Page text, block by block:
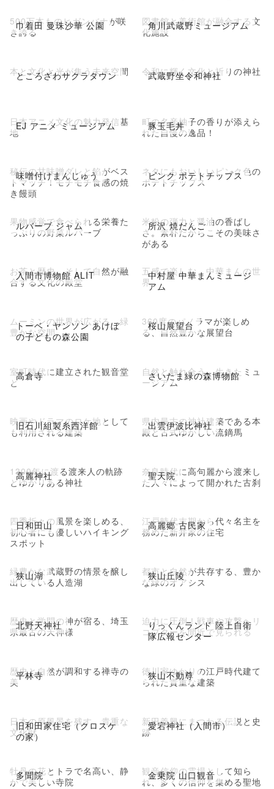
巾着田 曼珠沙華 公園
500万本ものヒガンバナが咲
き誇る
角川武蔵野ミュージアム
図書館と美術館が融合する文
化施設
ところざわサクラタウン
本と文化と光が集う未来空間 武蔵野坐令和神社
令和に輝く文化と祈りの神社
EJ アニメ ミュージアム
日本アニメ文化の魅力発信基
地
豚玉毛丼
町の名産柚子の香りが添えら
れた自慢の逸品！
味噌付けまんじゅう
秘伝の甘味噌ダレと餡がベス
トマッチ！モチモチ食感の焼
き饅頭
ピンク ポテトチップス
ネタにもおいしいピンク色の
ポテトチップス
ルバーブ ジャム
果物感覚で食べられる栄養た
っぷりの野菜ルバーブ
所沢 焼だんご
米粉の弾力と醤油の香ばし
さ。素朴だからこその美味さ
がある
入間市博物館 ALIT
お茶と歴史、そして自然が融
合する文化の殿堂
中村屋 中華まんミュージ
アム
五感で楽しむ、中華まんの世
界
トーベ・ヤンソン あけぼ
の子どもの森公園
ムーミンの世界が広がる、緑
豊かな空間
桜山展望台
360度のパノラマが楽しめ
る、自然豊かな展望台
高倉寺
室町時代に建立された観音堂
と
さいたま緑の森博物館
自然と触れ合う、生きたミュ
ージアム
旧石川組製糸西洋館
映画やドラマのロケ地として
も利用される建築
出雲伊波比神社
県内最古の神社建築である本
殿と古式ゆかしい流鏑馬
高麗神社
1300年に渡る渡来人の軌跡
とゆかりある神社
聖天院
奈良時代に高句麗から渡来し
た人々によって開かれた古刹
日和田山
四季折々の風景を楽しめる、
初心者にも優しいハイキング
スポット
高麗郷 古民家
江戸時代末期から代々名主を
務めた新井家の住宅
狭山湖
緑豊かな武蔵野の情景を醸し
出している人造湖
狭山丘陵
都市と自然が共存する、豊か
な緑のオアシス
北野天神社
歴史と学問の神が宿る、埼玉
県最古の天神様
りっくんランド 陸上自衛
隊広報センター
迫力に圧倒！戦車や攻撃ヘリ
コプターを間近で見られる
平林寺
歴史と自然が調和する禅寺の
美
狭山不動尊
徳川家ゆかりの江戸時代建て
られた貴重な建築
旧和田家住宅（クロスケ
の家）
日本の原風景を残す、貴重な
文化財
愛宕神社（入間市）
新田義興にまつわる伝説と史
跡
多聞院
牡丹の花とトラで名高い、静
かで美しい寺院
金乗院 山口観音
観音信仰の霊場として知ら
れ、多くの信仰を集める聖地